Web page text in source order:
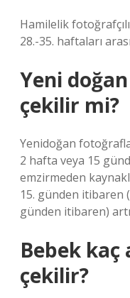
Hamilelik
28.-35. haftaları
Yeni
çekilir mi?
Yenidoğan
2 hafta veya 15
emzirmeden
15. günden itibaren
günden itibaren)
Bebek
çekilir?